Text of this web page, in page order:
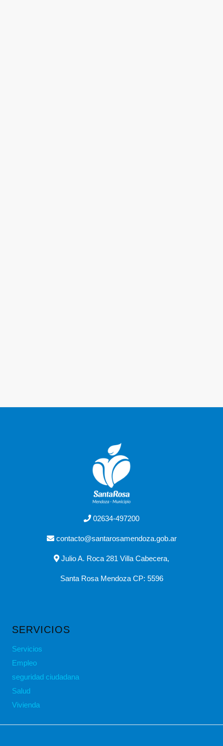
02634-497200
contacto@santarosamendoza.gob.ar
Julio A. Roca 281 Villa Cabecera,
Santa Rosa Mendoza CP: 5596
SERVICIOS
Servicios
Empleo
seguridad ciudadana
Salud
Vivienda